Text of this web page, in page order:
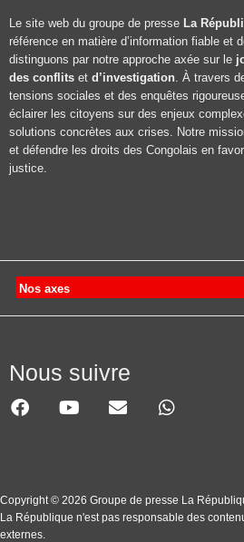
Le site web du groupe de presse La
référence en matière d’information fiable et
distinguons par notre approche axée sur le
des conflits et d’investigation. À travers
tensions sociales et des enquêtes
éclairer les citoyens sur des enjeux
solutions concrètes aux crises. Notre
et défendre les droits des Congolais en
justice.
Nos axes
Nous suivre
Copyright © 2026 Groupe de presse La
La République n'est pas responsable des
externes.